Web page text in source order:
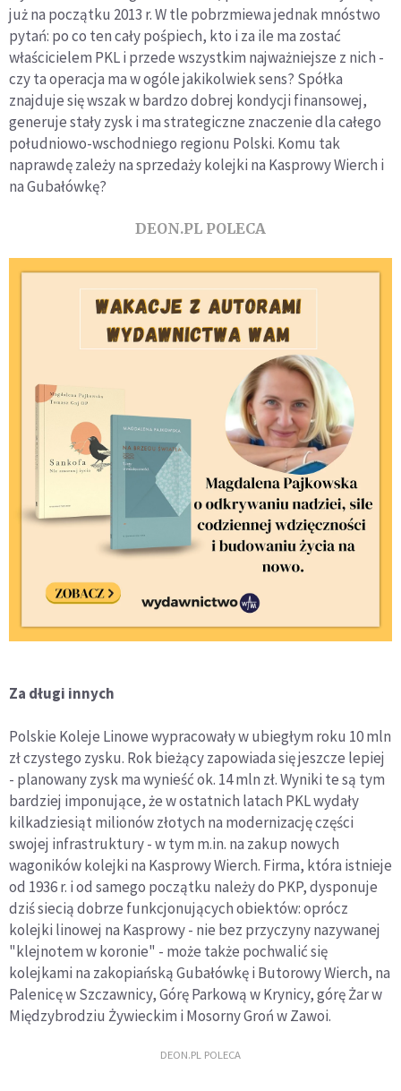
już na początku 2013 r. W tle pobrzmiewa jednak mnóstwo
pytań: po co ten cały pośpiech, kto i za ile ma zostać
właścicielem PKL i przede wszystkim najważniejsze z nich -
czy ta operacja ma w ogóle jakikolwiek sens? Spółka
znajduje się wszak w bardzo dobrej kondycji finansowej,
generuje stały zysk i ma strategiczne znaczenie dla całego
południowo-wschodniego regionu Polski. Komu tak
naprawdę zależy na sprzedaży kolejki na Kasprowy Wierch i
na Gubałówkę?
DEON.PL POLECA
Za długi innych
Polskie Koleje Linowe wypracowały w ubiegłym roku 10 mln
zł czystego zysku. Rok bieżący zapowiada się jeszcze lepiej
- planowany zysk ma wynieść ok. 14 mln zł. Wyniki te są tym
bardziej imponujące, że w ostatnich latach PKL wydały
kilkadziesiąt milionów złotych na modernizację części
swojej infrastruktury - w tym m.in. na zakup nowych
wagoników kolejki na Kasprowy Wierch. Firma, która istnieje
od 1936 r. i od samego początku należy do PKP, dysponuje
dziś siecią dobrze funkcjonujących obiektów: oprócz
kolejki linowej na Kasprowy - nie bez przyczyny nazywanej
"klejnotem w koronie" - może także pochwalić się
kolejkami na zakopiańską Gubałówkę i Butorowy Wierch, na
Palenicę w Szczawnicy, Górę Parkową w Krynicy, górę Żar w
Międzybrodziu Żywieckim i Mosorny Groń w Zawoi.
DEON.PL POLECA